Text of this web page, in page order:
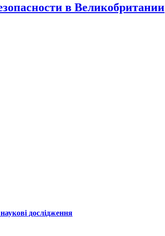
в Великобритании
дослідження